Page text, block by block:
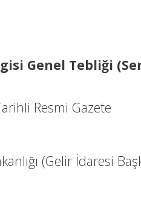
Genel Tebliği
Resmi Gazete
(Gelir İdaresi